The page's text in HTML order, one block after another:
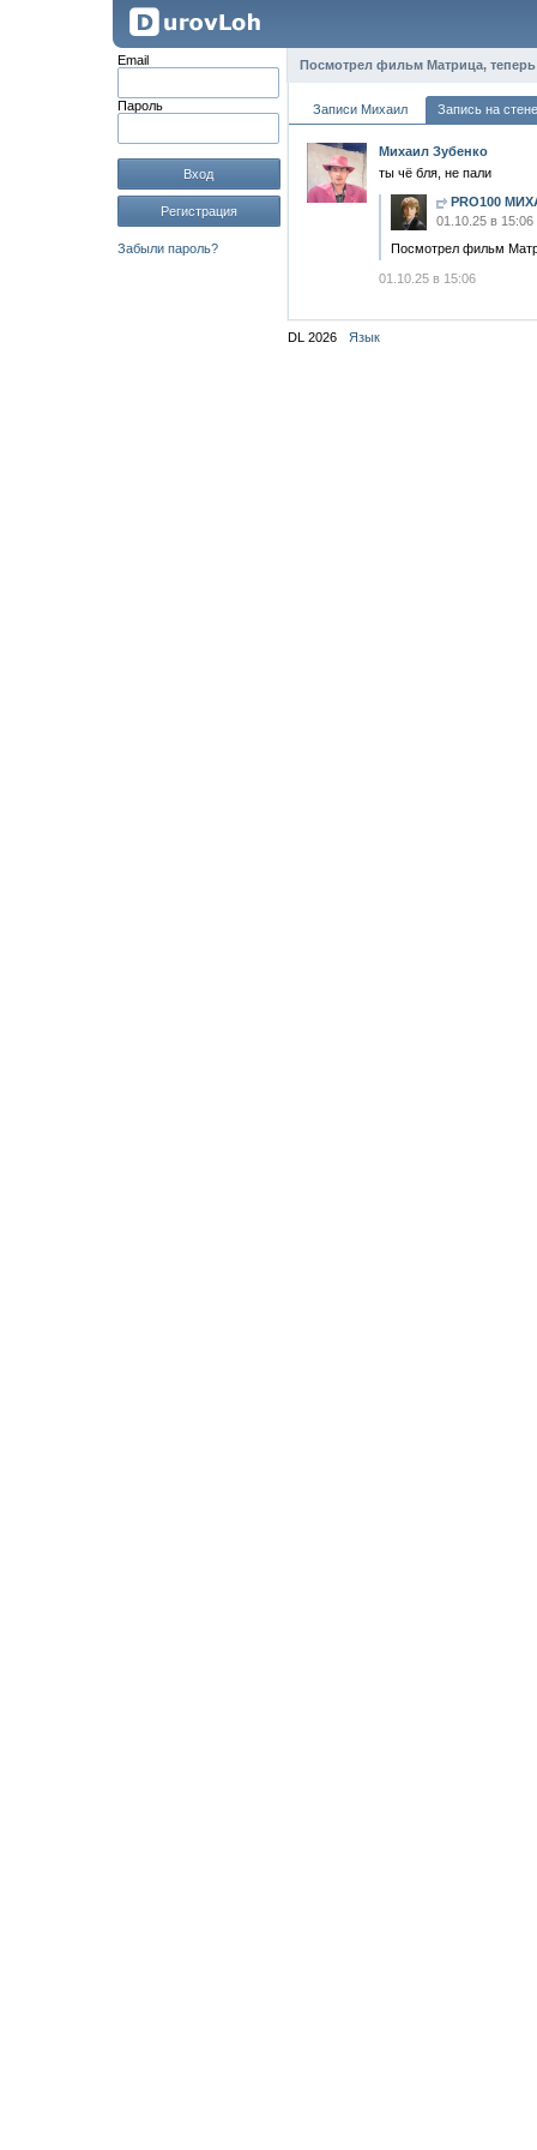
Email
Пароль
Вход
Регистрация
Забыли пароль?
Посмотрел фильм Матрица,
Записи Михаил Запись на стене
Михаил Зубенко
ты чё бля, не пали
PRO100
01.10.25 в 15:06
Посмотрел фильм
01.10.25 в 15:06
DL 2026 Язык